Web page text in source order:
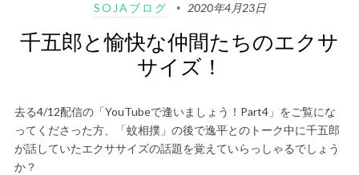
SOJAブログ 2020年4月23日
千五郎と愉快な仲間たちのエクサ
サイズ！
去る4/12配信の「YouTubeで逢いましょう！Part4」をご覧にな
ってくださった方、「蚊相撲」の後で逸平とのトーク中に千五郎
が話していたエクササイズの話題を覚えていらっしゃるでしょう
か？